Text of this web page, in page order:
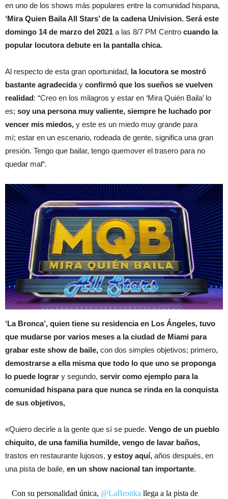
en uno de los shows más populares entre la comunidad hispana,
‘Mira Quien Baila All Stars’ de la cadena Univision. Será este
domingo 14 de marzo del 2021 a las 8/7 PM Centro cuando la
popular locutora debute en la pantalla chica.
Al respecto de esta gran oportunidad, la locutora se mostró
bastante agradeciday confirmó que los sueños se vuelven
realidad: “Creo en los milagros y estar en ‘Mira Quién Baila’ lo
es; soy una persona muy valiente, siempre he luchado por
vencer mis miedos, y este es un miedo muy grande para
mí; estar en un escenario, rodeada de gente, significa una gran
presión. Tengo que bailar, tengo quemover el trasero para no
quedar mal“.
‘La Bronca’, quien tiene su residencia en Los Ángeles, tuvo
que mudarse por varios meses a la ciudad de Miami para
grabar este show de baile, con dos simples objetivos; primero,
demostrarse a ella misma que todo lo que uno se proponga
lo puede lograr y segundo, servir como ejemplo para la
comunidad hispana para que nunca se rinda en la conquista
de sus objetivos,
«Quiero decirle a la gente que sí se puede. Vengo de un pueblo
chiquito, de una familia humilde, vengo de lavar baños,
trastos en restaurante lujosos, y estoy aquí, años después, en
una pista de baile, en un show nacional tan importante.
Con su personalidad única, @LaBronka llega a la pista de